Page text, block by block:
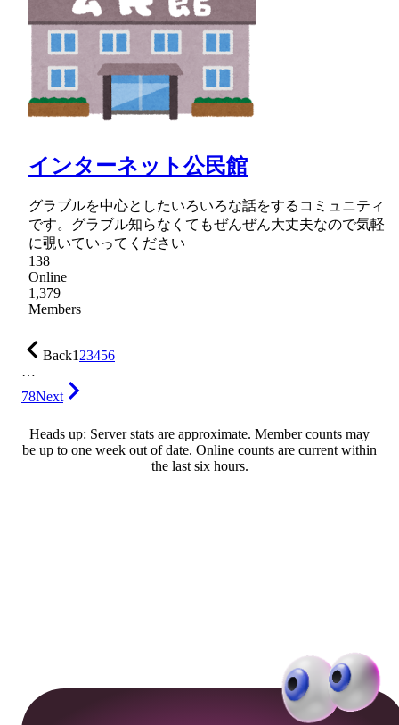
インターネット公民館
グラブルを中心としたいろいろな話をするコミュニティ
です。グラブル知らなくてもぜんぜん大丈夫なので気軽
に覗いていってください
138
Online
1,379
Members
Back123456
…
78Next
Heads up: Server stats are approximate. Member counts may
be up to one week out of date. Online counts are current within
the last six hours.